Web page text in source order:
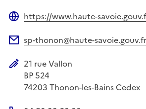
https://www.haute-
sp-thonon@haute-savoie.gouv.fr
Adresse postale
21 rue Vallon
BP 524
74203 Thonon-les-Bains Cedex